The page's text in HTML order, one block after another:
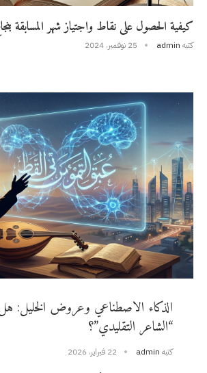
كيفية الحصول على نقاط واجتياز شهر المسابقة
كتبه admin 25 نوفمبر، 2024
الذكاء الاصطناعي وعروض الخليل:
“الشاعر التقليدي”؟
كتبه admin 22 فبراير، 2026